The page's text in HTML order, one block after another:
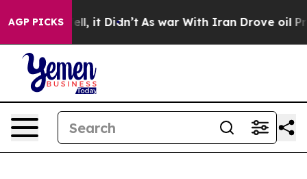
AGP PICKSWell, it Didn’t As war With Iran Drove oil